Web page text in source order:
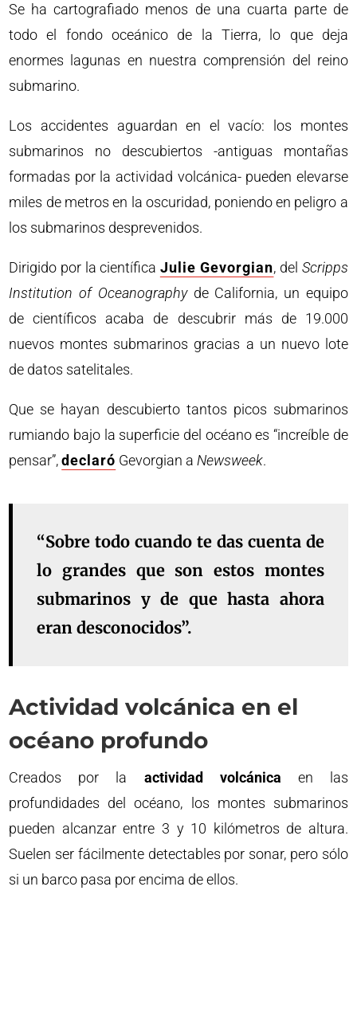
Se ha cartografiado menos de una cuarta parte de
todo el fondo oceánico de la Tierra, lo que deja
enormes lagunas en nuestra comprensión del reino
submarino.
Los accidentes aguardan en el vacío: los montes
submarinos no descubiertos -antiguas montañas
formadas por la actividad volcánica- pueden elevarse
miles de metros en la oscuridad, poniendo en peligro a
los submarinos desprevenidos.
Dirigido por la científica Julie Gevorgian, del Scripps
Institution of Oceanographyde California, un equipo
de científicos acaba de descubrir más de 19.000
nuevos montes submarinos gracias a un nuevo lote
de datos satelitales.
Que se hayan descubierto tantos picos submarinos
rumiando bajo la superficie del océano es “increíble de
pensar”,declaró Gevorgian a Newsweek.
“Sobre todo cuando te das cuenta de
lo grandes que son estos montes
submarinos y de que hasta ahora
eran desconocidos”.
Actividad volcánica en el
océano profundo
Creados por la actividad volcánica en las
profundidades del océano, los montes submarinos
pueden alcanzar entre 3 y 10 kilómetros de altura.
Suelen ser fácilmente detectables por sonar, pero sólo
si un barco pasa por encima de ellos.